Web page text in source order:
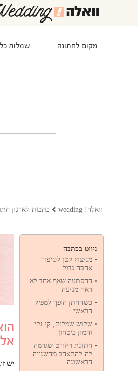
מקום לחתונה שמלות
וואלה! wedding כתבות לארגון
ניווט בכתבה
מניצוץ קטן לסיפור
אהבה גדול
ההפתעה שאף אחד לא
ראה מגיעה
כשהחתן הופך למפיק
הראשי
שלוש שמלות, קו נקי
והמון ביטחון
חתונת ריזורט שגרמה
לה להתאהב מהשנייה
הראשונה
אל
יש